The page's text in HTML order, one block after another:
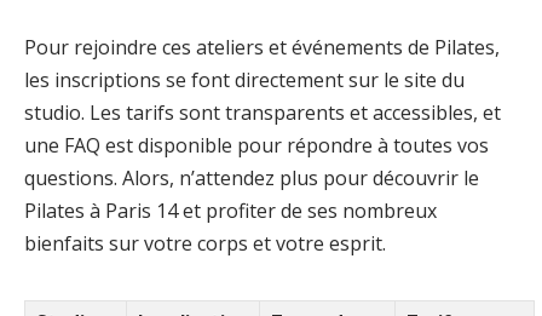
Pour rejoindre ces ateliers et événements de Pilates,
les inscriptions se font directement sur le site du
studio. Les tarifs sont transparents et accessibles, et
une FAQ est disponible pour répondre à toutes vos
questions. Alors, n’attendez plus pour découvrir le
Pilates à Paris 14 et profiter de ses nombreux
bienfaits sur votre corps et votre esprit.